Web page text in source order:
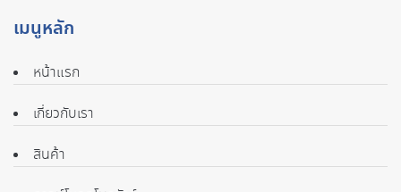
เมนูหลัก
หน้าแรก
เกี่ยวกับเรา
สินค้า